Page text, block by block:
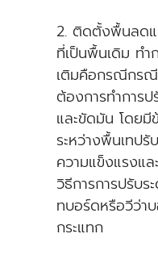
2. ติดตั้งพื้นลด
ที่เป็นพื้นเดิม ทำ
เติมคือกรณีกรณี
ต้องการทำการป
และขัดมัน โดยมี
ระหว่างพื้นเทป
ความแข็งแรงแ
วิธีการการปรับ
ทบอร์ดหรือวีว่า
กระแทก